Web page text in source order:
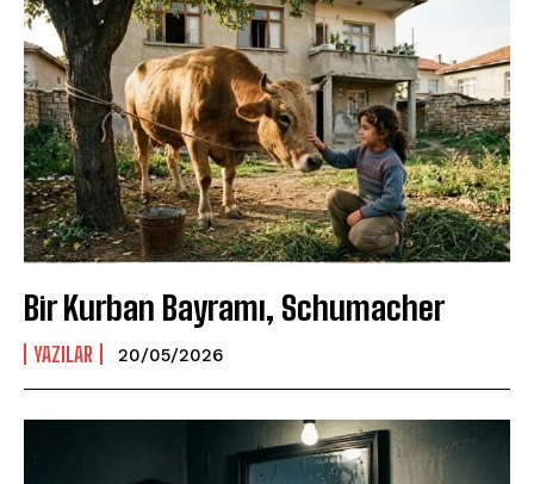
Bir Kurban Bayramı, Schumacher
YAZILAR 20/05/2026